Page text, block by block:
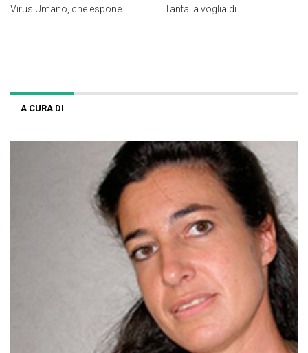
Virus Umano, che espone...
Tanta la voglia di...
A CURA DI